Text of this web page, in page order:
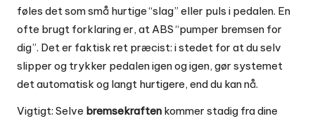
føles det som små hurtige “slag” eller puls i pedalen. En
ofte brugt forklaring er, at ABS “pumper bremsen for
dig”. Det er faktisk ret præcist: i stedet for at du selv
slipper og trykker pedalen igen og igen, gør systemet
det automatisk og langt hurtigere, end du kan nå.
Vigtigt: Selve bremsekraften kommer stadig fra dine